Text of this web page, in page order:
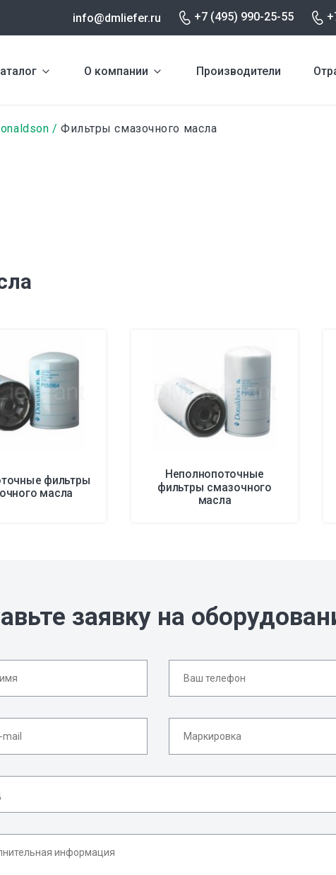
info@dmliefer.ru +7 (495) 990-25-55
О компании Производители
Фильтры смазочного масла
фильтры
масла
Неполнопоточные
фильтры смазочного
масла
заявку на